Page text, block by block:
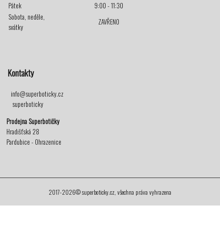
Pátek
9:00 - 11:30
Sobota, neděle,
svátky
ZAVŘENO
Kontakty
info@superboticky.cz
superboticky
Prodejna Superbotičky
Hradišťská 28
Pardubice - Ohrazenice
2017-2026© superboticky.cz, všechna práva vyhrazena